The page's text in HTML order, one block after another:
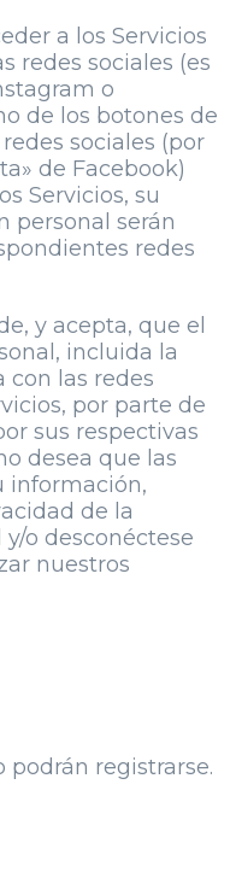
a los Servicios
redes sociales (es
o
de los botones de
sociales (por
de Facebook)
Servicios, su
personal serán
redes
y acepta, que el
incluida la
las redes
por parte de
sus respectivas
desea que las
información,
de la
o desconéctese
nuestros
podrán registrarse.